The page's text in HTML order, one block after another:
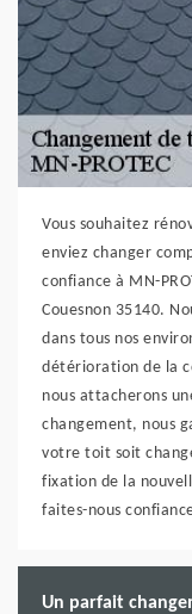
Vous souhaitez
enviez changer
confiance à MN-
Couesnon 35140.
dans tous nos
détérioration de la
nous attacherons
changement, nous
votre toit soit
fixation de la
faites-nous
Un parfait